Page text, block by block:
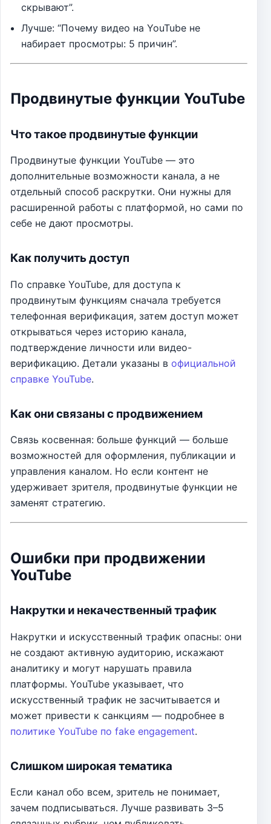
скрывают”.
Лучше: “Почему видео на YouTube не
набирает просмотры: 5 причин”.
Продвинутые функции YouTube
Что такое продвинутые функции
Продвинутые функции YouTube — это
дополнительные возможности канала, а не
отдельный способ раскрутки. Они нужны для
расширенной работы с платформой, но сами по
себе не дают просмотры.
Как получить доступ
По справке YouTube, для доступа к
продвинутым функциям сначала требуется
телефонная верификация, затем доступ может
открываться через историю канала,
подтверждение личности или видео-
верификацию. Детали указаны в официальной
справке YouTube.
Как они связаны с продвижением
Связь косвенная: больше функций — больше
возможностей для оформления, публикации и
управления каналом. Но если контент не
удерживает зрителя, продвинутые функции не
заменят стратегию.
Ошибки при продвижении
YouTube
Накрутки и некачественный трафик
Накрутки и искусственный трафик опасны: они
не создают активную аудиторию, искажают
аналитику и могут нарушать правила
платформы. YouTube указывает, что
искусственный трафик не засчитывается и
может привести к санкциям — подробнее в
политике YouTube по fake engagement.
Слишком широкая тематика
Если канал обо всем, зритель не понимает,
зачем подписываться. Лучше развивать 3–5